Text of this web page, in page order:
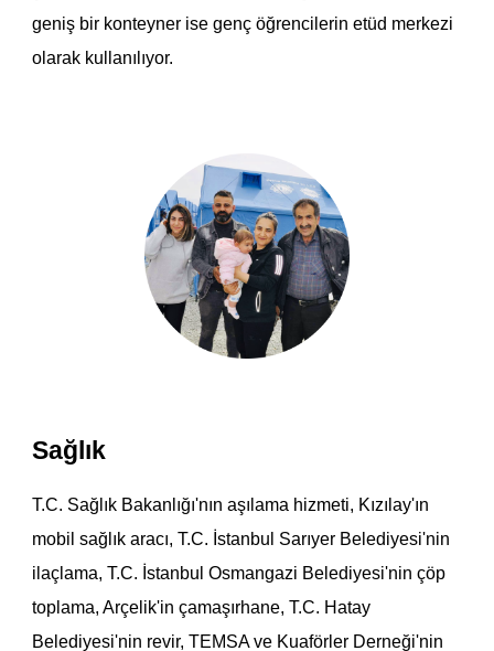
geniş bir konteyner ise genç öğrencilerin etüd merkezi
olarak kullanılıyor.
Sağlık
T.C. Sağlık Bakanlığı'nın aşılama hizmeti, Kızılay'ın
mobil sağlık aracı, T.C. İstanbul Sarıyer Belediyesi'nin
ilaçlama, T.C. İstanbul Osmangazi Belediyesi'nin çöp
toplama, Arçelik'in çamaşırhane, T.C. Hatay
Belediyesi'nin revir, TEMSA ve Kuaförler Derneği'nin